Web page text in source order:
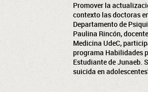
Promover la
contexto las doctoras
Departamento de
Paulina Rincón,
Medicina UdeC,
programa Habilidades
Estudiante de Junaeb.
suicida en